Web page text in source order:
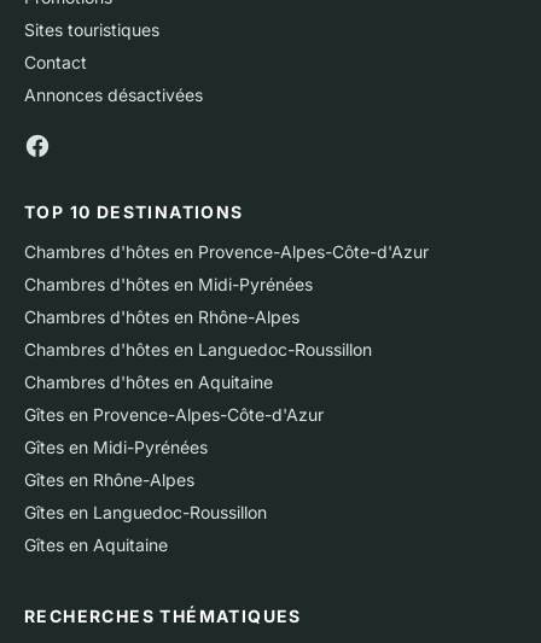
Sites touristiques
Contact
Annonces désactivées
TOP 10 DESTINATIONS
Chambres d'hôtes en Provence-Alpes-Côte-d'Azur
Chambres d'hôtes en Midi-Pyrénées
Chambres d'hôtes en Rhône-Alpes
Chambres d'hôtes en Languedoc-Roussillon
Chambres d'hôtes en Aquitaine
Gîtes en Provence-Alpes-Côte-d'Azur
Gîtes en Midi-Pyrénées
Gîtes en Rhône-Alpes
Gîtes en Languedoc-Roussillon
Gîtes en Aquitaine
RECHERCHES THÉMATIQUES